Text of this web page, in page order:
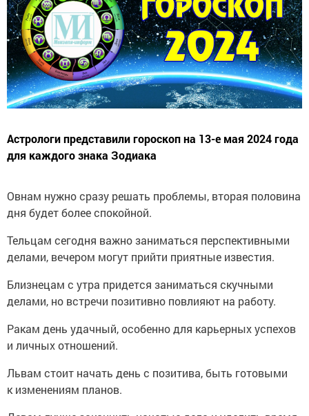
Астрологи представили гороскоп на 13-е мая 2024 года
для каждого знака Зодиака
Овнам нужно сразу решать проблемы, вторая половина
дня будет более спокойной.
Тельцам сегодня важно заниматься перспективными
делами, вечером могут прийти приятные известия.
Близнецам с утра придется заниматься скучными
делами, но встречи позитивно повлияют на работу.
Ракам день удачный, особенно для карьерных успехов
и личных отношений.
Львам стоит начать день с позитива, быть готовыми
к изменениям планов.